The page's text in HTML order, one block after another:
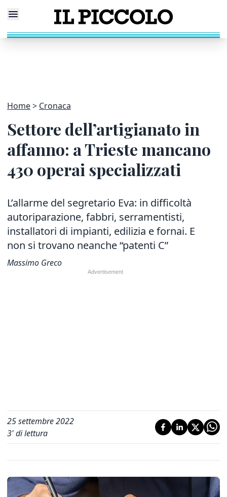
Home Cronaca
Settore dell’artigianato in
affanno: a Trieste mancano
430 operai specializzati
L’allarme del segretario Eva: in difficoltà
autoriparazione, fabbri, serramentisti,
installatori di impianti, edilizia e fornai. E
non si trovano neanche “patenti C”
Massimo Greco
25 settembre 2022
3' di lettura